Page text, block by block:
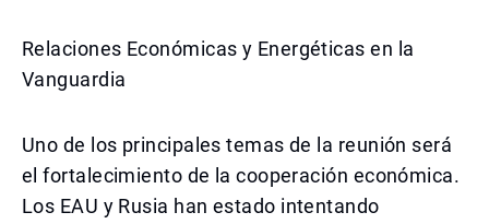
Relaciones Económicas y Energéticas en la
Vanguardia
Uno de los principales temas de la reunión será
el fortalecimiento de la cooperación económica.
Los EAU y Rusia han estado intentando